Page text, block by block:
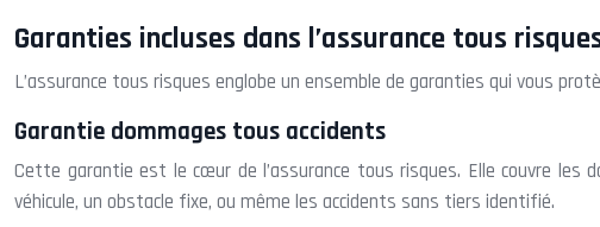
Garanties incluses dans l’assurance tous
L’assurance tous risques englobe un ensemble de garanties qui vous
Garantie dommages tous accidents
Cette garantie est le cœur de l’assurance tous risques. Elle couvre les
véhicule, un obstacle fixe, ou même les accidents sans tiers identifié.